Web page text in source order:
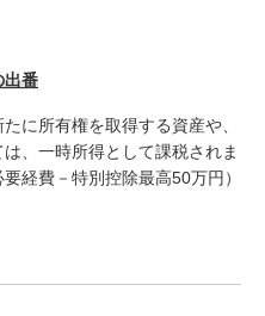
出番
に所有権を取得する資産や、
、一時所得として課税されま
経費－特別控除最高50万円）